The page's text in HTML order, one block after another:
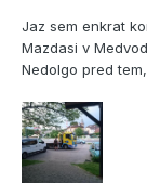
Jaz sem enkrat
Mazdasi v
Nedolgo pred